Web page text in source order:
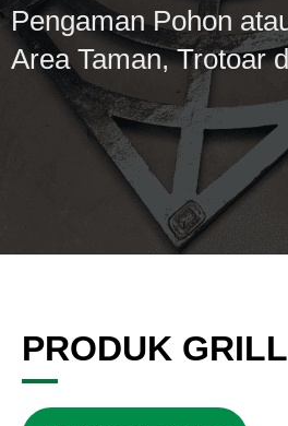
Pengaman Pohon
Area Taman, Trotoar
PRODUK